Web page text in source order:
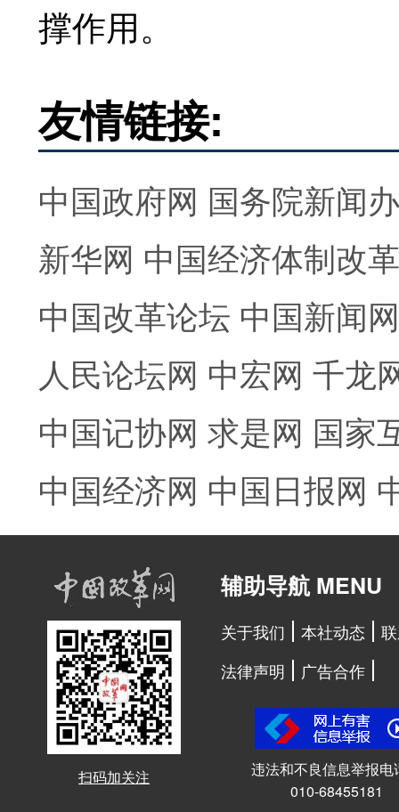
撑作用。
友情链接:
中国政府网 国务院新闻
新华网 中国经济体制改
中国改革论坛 中国新闻网
人民论坛网 中宏网 千龙
中国记协网 求是网 国家
中国经济网 中国日报网
扫码加关注
辅助导航 MENU
关于我们 本社动态
法律声明
广告合作
违法和不良信息举报电
010-68455181